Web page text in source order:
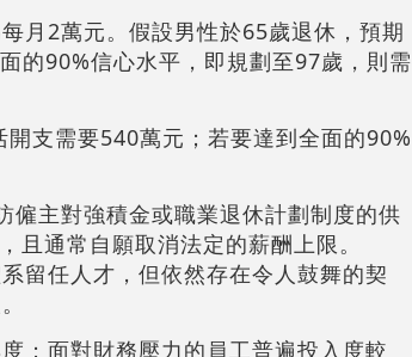
月2萬元。假設男性於65歲退休，預期
的90%信心水平，即規劃至97歲，則需
支需要540萬元；若要達到全面的90%
僱主對強積金或職業退休計劃制度的供
通常自願取消法定的薪酬上限。
留任人才，但依然存在令人鼓舞的契
；面對財務壓力的員工普遍投入度較